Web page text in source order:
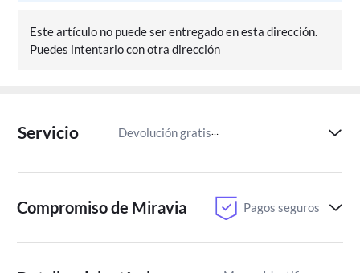
Este artículo no puede ser entregado en esta dirección.
Puedes intentarlo con otra dirección
Servicio Devolución gratis Paga
Compromiso de Miravia Pagos seguros